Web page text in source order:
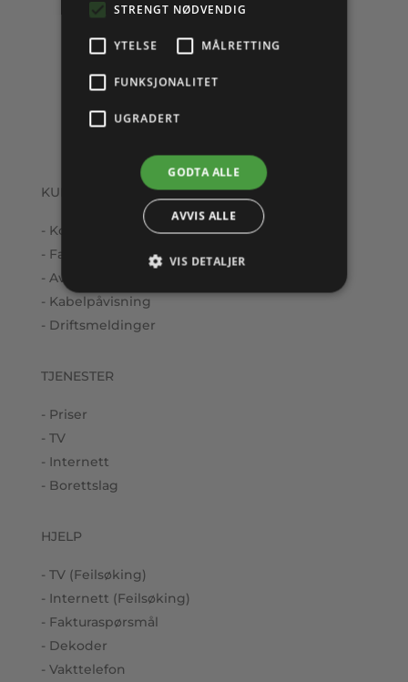
KUNDESERVICE
- Kontakt oss
- Fakturaspørsmål
- Avbestille
- Kabelpåvisning
- Driftsmeldinger
TJENESTER
- Priser
- TV
- Internett
- Borettslag
HJELP
- TV (Feilsøking)
- Internett (Feilsøking)
- Fakturaspørsmål
- Dekoder
- Vakttelefon
STRENGT NØDVENDIG
YTELSE MÅLRETTING
FUNKSJONALITET
UGRADERT
GODTA ALLE
AVVIS ALLE
VIS DETALJER